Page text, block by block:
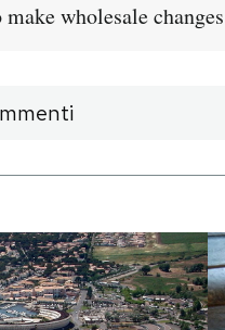
wholesale